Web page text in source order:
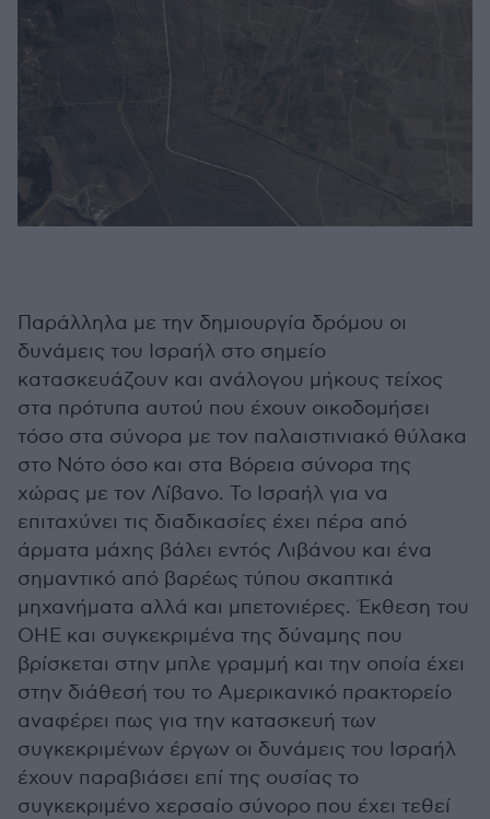
Παράλληλα με την δημιουργία δρόμου οι
δυνάμεις του Ισραήλ στο σημείο
κατασκευάζουν και ανάλογου μήκους τείχος
στα πρότυπα αυτού που έχουν οικοδομήσει
τόσο στα σύνορα με τον παλαιστινιακό θύλακα
στο Νότο όσο και στα Βόρεια σύνορα της
χώρας με τον Λίβανο. Το Ισραήλ για να
επιταχύνει τις διαδικασίες έχει πέρα από
άρματα μάχης βάλει εντός Λιβάνου και ένα
σημαντικό από βαρέως τύπου σκαπτικά
μηχανήματα αλλά και μπετονιέρες. Έκθεση του
ΟΗΕ και συγκεκριμένα της δύναμης που
βρίσκεται στην μπλε γραμμή και την οποία έχει
στην διάθεσή του το Αμερικανικό πρακτορείο
αναφέρει πως για την κατασκευή των
συγκεκριμένων έργων οι δυνάμεις του Ισραήλ
έχουν παραβιάσει επί της ουσίας το
συγκεκριμένο χερσαίο σύνορο που έχει τεθεί